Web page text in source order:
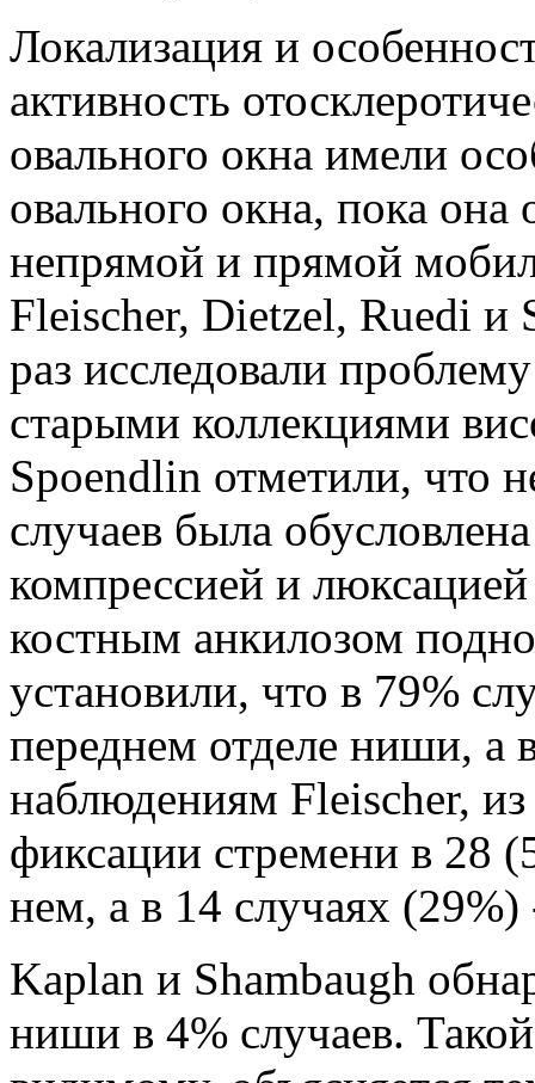
Локализация и
активность
овального окна имели
овального окна, пока она
непрямой и прямой
Fleischer, Dietzel, Ruedi
раз исследовали
старыми коллекциями
Spoendlin отме­тили, что
случаев была
ком­прессией и
костным анкилозом
установили, что в 79%
переднем отделе ни­ши, а
наблюдениям Fleischer,
фиксации стремени в 28
нем, а в 14 случаях
Kaplan и Shambaugh
ниши в 4% случаев.